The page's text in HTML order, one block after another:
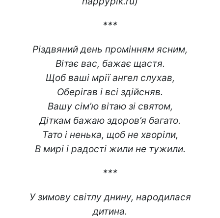
***
Різдвяний день промінням ясним,
Вітає вас, бажає щастя.
Щоб ваші мрії ангел слухав,
Оберігав і всі здійсняв.
Вашу сім’ю вітаю зі святом,
Діткам бажаю здоров’я багато.
Тато і ненька, щоб не хворіли,
В мирі і радості жили не тужили.
***
У зимову світлу днину, народилася
дитина.